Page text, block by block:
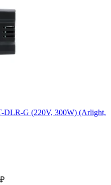
DLR-G (220V, 300W) (Arlight,
₽